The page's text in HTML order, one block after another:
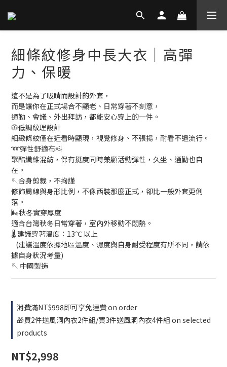
細條紋修身中長大衣│高彈
力、保暖
這不是為了吸睛而設計的外套，
而是讓你在正式場合不顯老、日常穿著不刻意，
通勤、會議、外出拜訪，都能安心穿上的一件。
🧥低調紋理設計
細緻條紋僅在近看時顯現，視覺修身、不張揚，耐看不退流行。
➿彈性舒適布料
聚酯纖維混紡，保有挺度同時兼顧活動彈性，久坐、通勤也自
在。
🪡合身剪裁，不拘謹
修飾肩線與身形比例，不像西裝那麼正式，卻比一般外套更俐
落。
🌬️秋冬實穿厚度
適合台灣秋冬日常穿著，室內外移動不悶熱。
🌡️ 建議穿著溫度：13℃ 以上
據自身狀況考量)
🪡 中國製造
消費滿NT$998即可享免運費 on order
🎁買2件送風洞內衣2件組/買3件送風洞內衣4件組 on selected
products
NT$2,998